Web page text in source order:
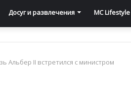
Досуг и развлечения MC Lifestyle
Альбер II встретился с министром